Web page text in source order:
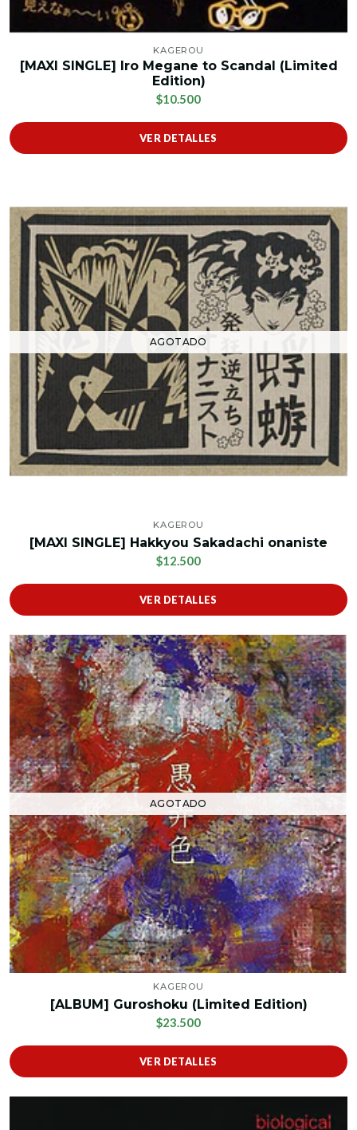
KAGEROU
[MAXI SINGLE] Iro Megane to Scandal (Limited
Edition)
$10.500
VER DETALLES
AGOTADO
KAGEROU
[MAXI SINGLE] Hakkyou Sakadachi onaniste
$12.500
VER DETALLES
AGOTADO
KAGEROU
[ALBUM] Guroshoku (Limited Edition)
$23.500
VER DETALLES